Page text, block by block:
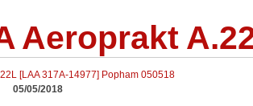
Aeroprakt
05/05/2018